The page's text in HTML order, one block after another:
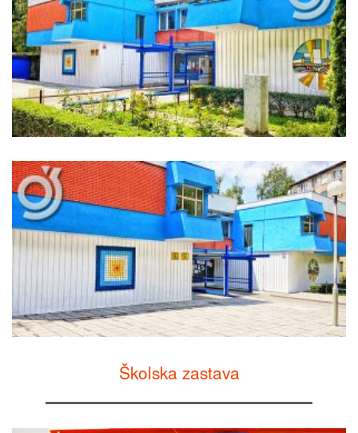
Školska zastava